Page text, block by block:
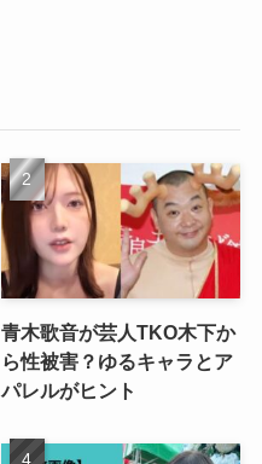
青木歌音が芸人TKO木下か
ら性被害？ゆるキャラとア
パレルがヒント